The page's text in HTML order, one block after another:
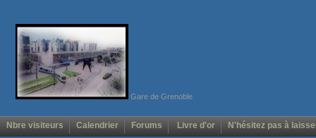
Gare de Grenoble
Nbre visiteurs Calendrier Forums Livre d'or N'hésitez pas à